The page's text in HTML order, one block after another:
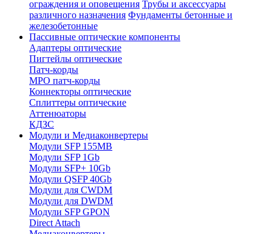
ограждения и оповещения Трубы и аксессуары
различного назначения Фундаменты бетонные и
железобетонные
Пассивные оптические компоненты
Адаптеры оптические
Пигтейлы оптические
Патч-корды
MPO патч-корды
Коннекторы оптические
Сплиттеры оптические
Аттенюаторы
КДЗС
Модули и Медиаконвертеры
Модули SFP 155MB
Модули SFP 1Gb
Модули SFP+ 10Gb
Модули QSFP 40Gb
Модули для CWDM
Модули для DWDM
Модули SFP GPON
Direct Attach